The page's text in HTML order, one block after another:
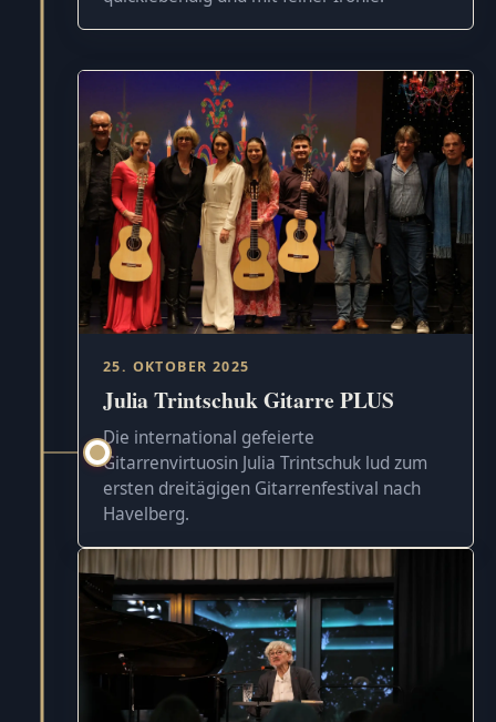
25. OKTOBER 2025
Julia Trintschuk Gitarre PLUS
Die international gefeierte
Gitarrenvirtuosin Julia Trintschuk lud zum
ersten dreitägigen Gitarrenfestival nach
Havelberg.